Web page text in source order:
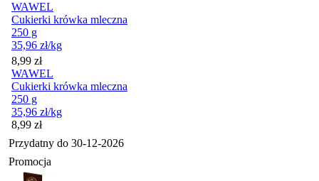
WAWEL
Cukierki krówka mleczna
250 g
35,96 zł/kg
Cena
8,99 zł
WAWEL
Cukierki krówka mleczna
250 g
35,96 zł/kg
Cena
8,99 zł
Przydatny do 30-12-2026
Promocja